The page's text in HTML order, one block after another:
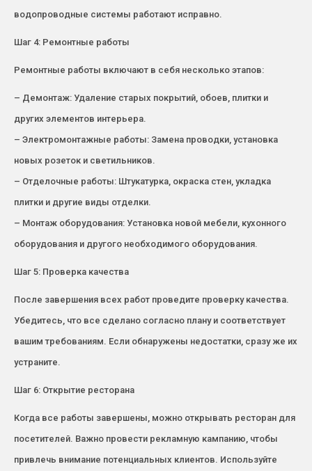
водопроводные системы работают исправно.
Шаг 4: Ремонтные работы
Ремонтные работы включают в себя несколько этапов:
– Демонтаж: Удаление старых покрытий, обоев, плитки и
других элементов интерьера.
– Электромонтажные работы: Замена проводки, установка
новых розеток и светильников.
– Отделочные работы: Штукатурка, окраска стен, укладка
плитки и другие виды отделки.
– Монтаж оборудования: Установка новой мебели, кухонного
оборудования и другого необходимого оборудования.
Шаг 5: Проверка качества
После завершения всех работ проведите проверку качества.
Убедитесь, что все сделано согласно плану и соответствует
вашим требованиям. Если обнаружены недостатки, сразу же их
устраните.
Шаг 6: Открытие ресторана
Когда все работы завершены, можно открывать ресторан для
посетителей. Важно провести рекламную кампанию, чтобы
привлечь внимание потенциальных клиентов. Используйте